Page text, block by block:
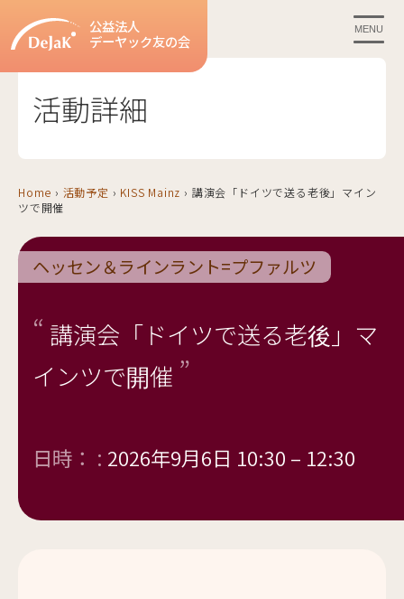
公益法人
デーヤック友の会
MENU
活動詳細
Home › 活動予定 › KISS Mainz › 講演会「ドイツで送る老後」マイン
ツで開催
ヘッセン＆ラインラント=プファルツ
講演会「ドイツで送る老後」マ
インツで開催
日時： : 2026年9月6日 10:30 – 12:30